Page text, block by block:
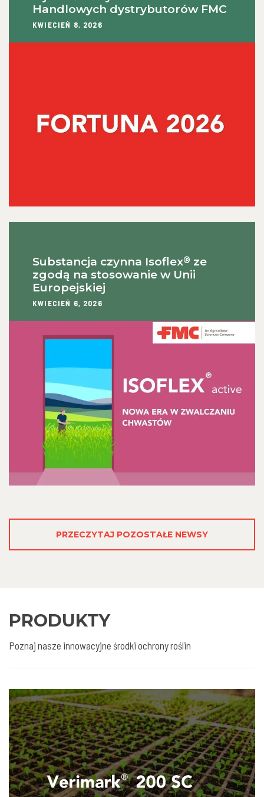
KWIECIEŃ 8, 2026
Handlowych dystrybutorów FMC
KWIECIEŃ 6, 2026
Substancja czynna Isoflex® ze
zgodą na stosowanie w Unii
Europejskiej
PRZECZYTAJ POZOSTAŁE NEWSY
PRODUKTY
Poznaj nasze innowacyjne środki ochrony roślin